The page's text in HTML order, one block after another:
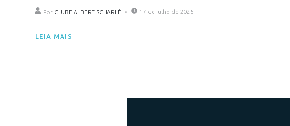
Por CLUBE ALBERT SCHARLÉ 17 de julho de 2026
LEIA MAIS